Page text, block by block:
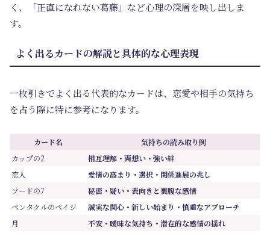
く、「正直になれない葛藤」など心理の深層を映し出しま
す。
よく出るカードの解説と具体的な心理表現
一枚引きでよく出る代表的なカードは、恋愛や相手の気持ち
を占う際に特に参考になります。
カード名
気持ちの読み取り例
カップの2
相互理解・両想い・強い絆
恋人
愛情の高まり・選択・関係進展の兆し
ソードの7
秘密・疑い・表向きと裏腹な感情
ペンタクルのペイジ
誠実な関心・新しい始まり・慎重なアプローチ
月
不安・曖昧な気持ち・潜在的な感情の揺れ